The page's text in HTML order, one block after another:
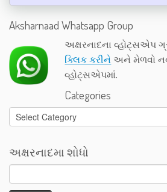
Aksharnaad Whatsapp Group
અક્ષરનાદના વ્હોટ્સએપ
ક્લિક કરીને અને મેળવો
વ્હોટ્સએપમાં.
Categories
Categories
અક્ષરનાદમા શોધો